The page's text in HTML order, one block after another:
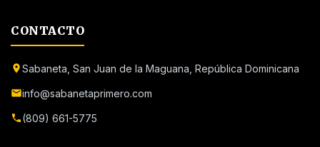
CONTACTO
Sabaneta, San Juan de la Maguana, República Dominicana
info@sabanetaprimero.com
(809) 661-5775